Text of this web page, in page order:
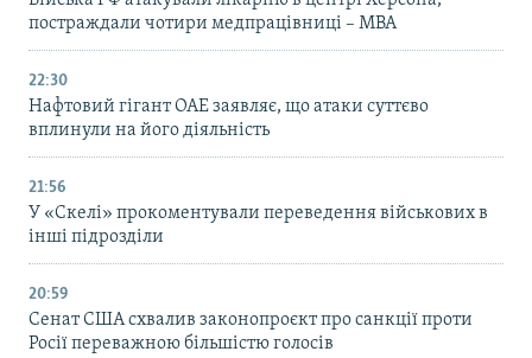
постраждали чотири медпрацівниці – МВА
22:30
Нафтовий гігант ОАЕ заявляє, що атаки суттєво
вплинули на його діяльність
21:56
У «Скелі» прокоментували переведення військових в
інші підрозділи
20:59
Cенат США схвалив законопроєкт про санкції проти
Росії переважною більшістю голосів